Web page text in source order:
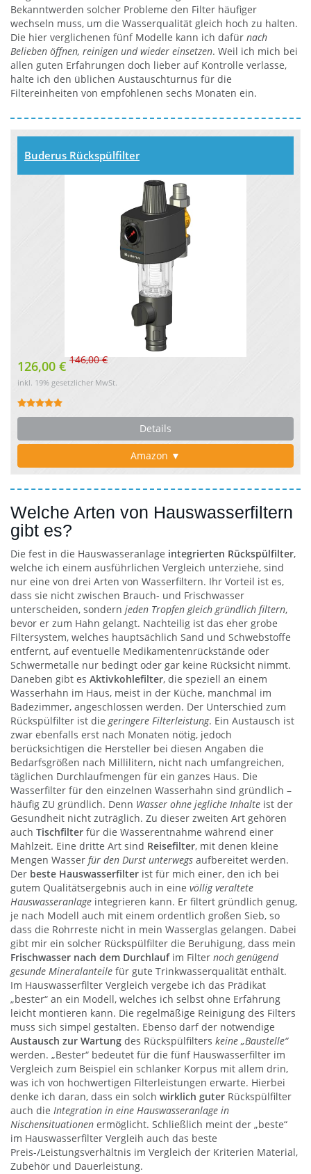
Bekanntwerden solcher Probleme den Filter häufiger
wechseln muss, um die Wasserqualität gleich hoch zu halten.
Die hier verglichenen fünf Modelle kann ich dafür nach
Belieben öffnen, reinigen und wieder einsetzen. Weil ich mich bei
allen guten Erfahrungen doch lieber auf Kontrolle verlasse,
halte ich den üblichen Austauschturnus für die
Filtereinheiten von empfohlenen sechs Monaten ein.
Buderus Rückspülfilter
126,00 € 146,00 €
inkl. 19% gesetzlicher MwSt.
Details
Amazon ▼
Welche Arten von Hauswasserfiltern
gibt es?
Die fest in die Hauswasseranlage integrierten Rückspülfilter,
welche ich einem ausführlichen Vergleich unterziehe, sind
nur eine von drei Arten von Wasserfiltern. Ihr Vorteil ist es,
dass sie nicht zwischen Brauch- und Frischwasser
unterscheiden, sondern jeden Tropfen gleich gründlich filtern,
bevor er zum Hahn gelangt. Nachteilig ist das eher grobe
Filtersystem, welches hauptsächlich Sand und Schwebstoffe
entfernt, auf eventuelle Medikamentenrückstände oder
Schwermetalle nur bedingt oder gar keine Rücksicht nimmt.
Daneben gibt es Aktivkohlefilter, die speziell an einem
Wasserhahn im Haus, meist in der Küche, manchmal im
Badezimmer, angeschlossen werden. Der Unterschied zum
Rückspülfilter ist diegeringere Filterleistung. Ein Austausch ist
zwar ebenfalls erst nach Monaten nötig, jedoch
berücksichtigen die Hersteller bei diesen Angaben die
Bedarfsgrößen nach Millilitern, nicht nach umfangreichen,
täglichen Durchlaufmengen für ein ganzes Haus. Die
Wasserfilter für den einzelnen Wasserhahn sind gründlich –
häufig ZU gründlich. Denn Wasser ohne jegliche Inhalte ist der
Gesundheit nicht zuträglich. Zu dieser zweiten Art gehören
auch Tischfilter für die Wasserentnahme während einer
Mahlzeit. Eine dritte Art sind Reisefilter, mit denen kleine
Mengen Wasser für den Durst unterwegs aufbereitet werden.
Der beste Hauswasserfilter ist für mich einer, den ich bei
gutem Qualitätsergebnis auch in eine völlig veraltete
Hauswasseranlage integrieren kann. Er filtert gründlich genug,
je nach Modell auch mit einem ordentlich großen Sieb, so
dass die Rohrreste nicht in mein Wasserglas gelangen. Dabei
gibt mir ein solcher Rückspülfilter die Beruhigung, dass mein
Frischwasser nach dem Durchlaufim Filter noch genügend
gesunde Mineralanteile für gute Trinkwasserqualität enthält.
Im Hauswasserfilter Vergleich vergebe ich das Prädikat
„bester“ an ein Modell, welches ich selbst ohne Erfahrung
leicht montieren kann. Die regelmäßige Reinigung des Filters
muss sich simpel gestalten. Ebenso darf der notwendige
Austausch zur Wartung des Rückspülfilters keine „Baustelle“
werden. „Bester“ bedeutet für die fünf Hauswasserfilter im
Vergleich zum Beispiel ein schlanker Korpus mit allem drin,
was ich von hochwertigen Filterleistungen erwarte. Hierbei
denke ich daran, dass ein solch wirklich guter Rückspülfilter
auch die Integration in eine Hauswasseranlage in
Nischensituationen ermöglicht. Schließlich meint der „beste“
im Hauswasserfilter Vergleih auch das beste
Preis-/Leistungsverhältnis im Vergleich der Kriterien Material,
Zubehör und Dauerleistung.